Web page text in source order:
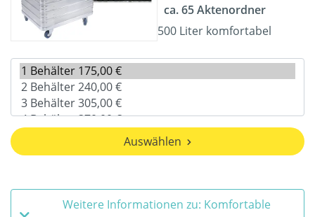
ca. 65 Aktenordner
500 Liter komfortabel
Auswählen
Weitere Informationen zu: Komfortable